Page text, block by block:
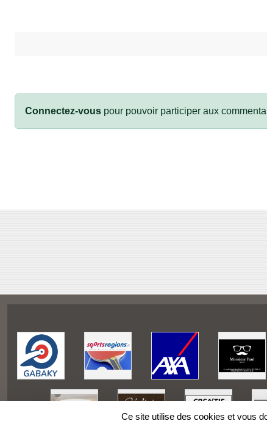
Connectez-vous pour pouvoir participer aux
Ce site utilise des cookies et vous